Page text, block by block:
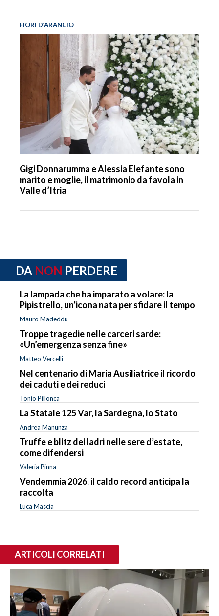
FIORI D’ARANCIO
Gigi Donnarumma e Alessia Elefante sono
marito e moglie, il matrimonio da favola in
Valle d’Itria
DA NON PERDERE
La lampada che ha imparato a volare: la
Pipistrello, un’icona nata per sfidare il tempo
Mauro Madeddu
Troppe tragedie nelle carceri sarde:
«Un’emergenza senza fine»
Matteo Vercelli
Nel centenario di Maria Ausiliatrice il ricordo
dei caduti e dei reduci
Tonio Pillonca
La Statale 125 Var, la Sardegna, lo Stato
Andrea Manunza
Truffe e blitz dei ladri nelle sere d’estate,
come difendersi
Valeria Pinna
Vendemmia 2026, il caldo record anticipa la
raccolta
Luca Mascia
ARTICOLI CORRELATI